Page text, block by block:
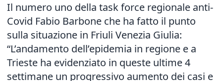
Il numero uno della task force regionale anti-
Covid Fabio Barbone che ha fatto il punto
sulla situazione in Friuli Venezia Giulia:
“L’andamento dell’epidemia in regione e a
Trieste ha evidenziato in queste ultime 4
settimane un progressivo aumento dei casi e